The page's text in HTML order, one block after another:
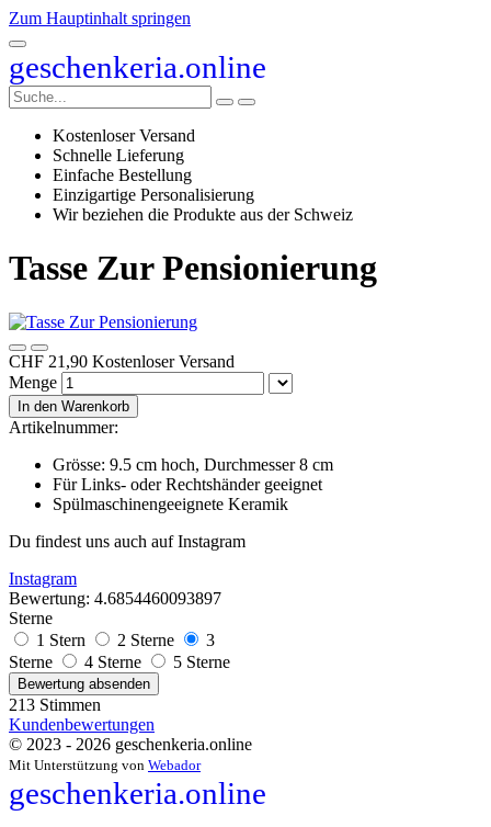
Zum Hauptinhalt springen
geschenkeria.online
Kostenloser Versand
Schnelle Lieferung
Einfache Bestellung
Einzigartige Personalisierung
Wir beziehen die Produkte aus der Schweiz
Tasse Zur Pensionierung
CHF 21,90 Kostenloser Versand
Menge
In den Warenkorb
Artikelnummer:
Grösse: 9.5 cm hoch, Durchmesser 8 cm
Für Links- oder Rechtshänder geeignet
Spülmaschinengeeignete Keramik
Du findest uns auch auf Instagram
Instagram
Bewertung: 4.6854460093897
Sterne
1 Stern
2 Sterne
3
Sterne
4 Sterne 5 Sterne
Bewertung absenden
213 Stimmen
Kundenbewertungen
© 2023 - 2026 geschenkeria.online
Mit Unterstützung von Webador
geschenkeria.online